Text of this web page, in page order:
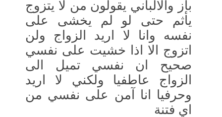
باز والالباني يقولون من لا يتزوج
يأثم حتى لو لم يخشى على
نفسه وانا لا اريد الزواج ولن
اتزوج الا اذا خشيت على نفسي
صحيح ان نفسي تميل الى
الزواج عاطفيا ولكني لا اريد
وحرفيا انا آمن على نفسي من
اي فتنة